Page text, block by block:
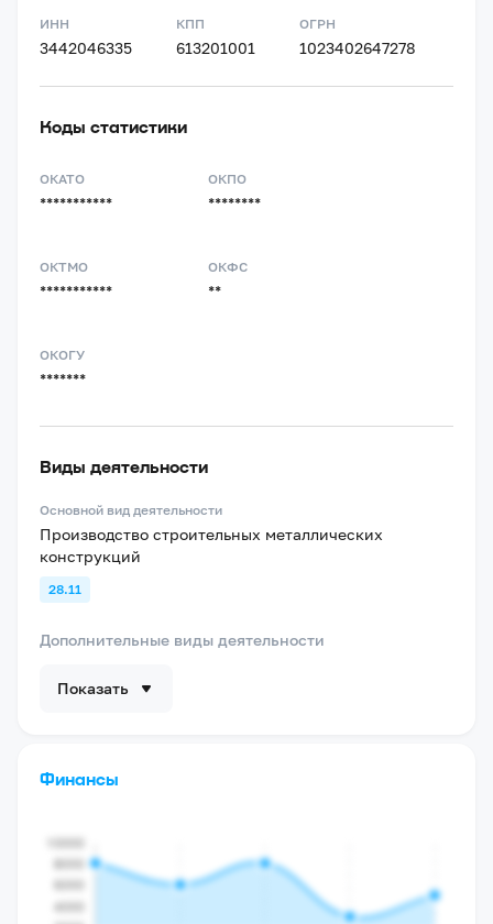
ИНН
3442046335
КПП
613201001
ОГРН
1023402647278
Коды статистики
ОКАТО
***********
ОКПО
********
ОКТМО
***********
ОКФС
**
ОКОГУ
*******
Виды деятельности
Основной вид деятельности
Производство строительных металлических
конструкций
28.11
Дополнительные виды деятельности
Показать
Финансы